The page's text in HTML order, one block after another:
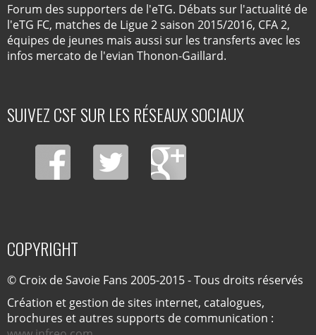
Forum des supporters de l'eTG. Débats sur l'actualité de
l'eTG FC, matches de Ligue 2 saison 2015/2016, CFA 2,
équipes de jeunes mais aussi sur les transferts avec les
infos mercato de l'evian Thonon-Gaillard.
SUIVEZ CSF SUR LES RÉSEAUX SOCIAUX
COPYRIGHT
© Croix de Savoie Fans 2005-2015 - Tous droits réservés
Création et gestion de sites internet, catalogues,
brochures et autres supports de communication :